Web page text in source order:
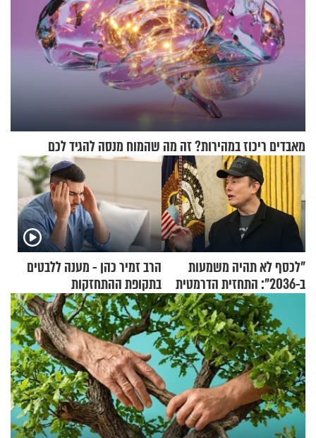
מאבדים ריכוז במהירות? זה מה שהמוח מנסה להגיד לכם
"לכסף לא תהיה משמעות
ב-2036": התחזית הדרמטית
של אילון מאסק על עתיד
הכלכלה
הרב זמיר כהן - מענה ללבטים
בתקופת ההתחזקות